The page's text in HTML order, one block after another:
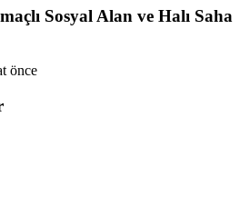
Sosyal Alan ve Halı Saha
önce